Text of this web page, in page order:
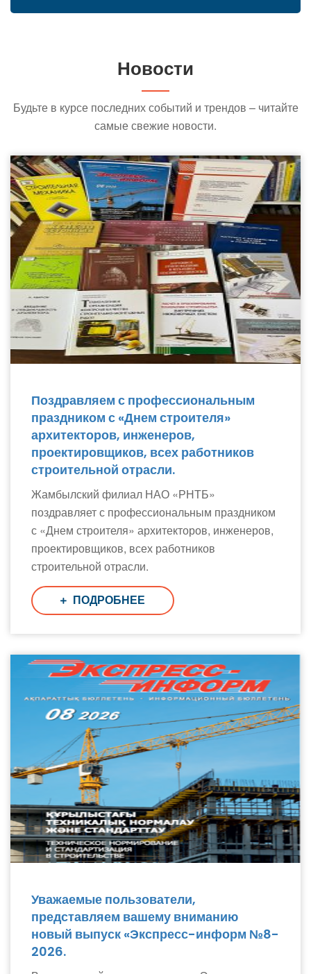
Новости
Будьте в курсе последних событий и трендов – читайте
самые свежие новости.
Поздравляем с профессиональным
праздником с «Днем строителя»
архитекторов, инженеров,
проектировщиков, всех работников
строительной отрасли.
Жамбылский филиал НАО «РНТБ»
поздравляет с профессиональным праздником
с «Днем строителя» архитекторов, инженеров,
проектировщиков, всех работников
строительной отрасли.
ПОДРОБНЕЕ
Уважаемые пользователи,
представляем вашему вниманию
новый выпуск «Экспресс-информ №8-
2026.